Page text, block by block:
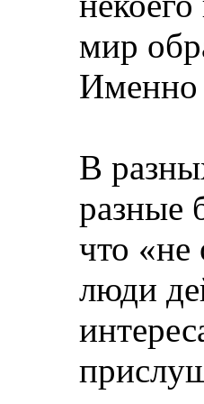
мир
Именно
В
разные
что «не
люди